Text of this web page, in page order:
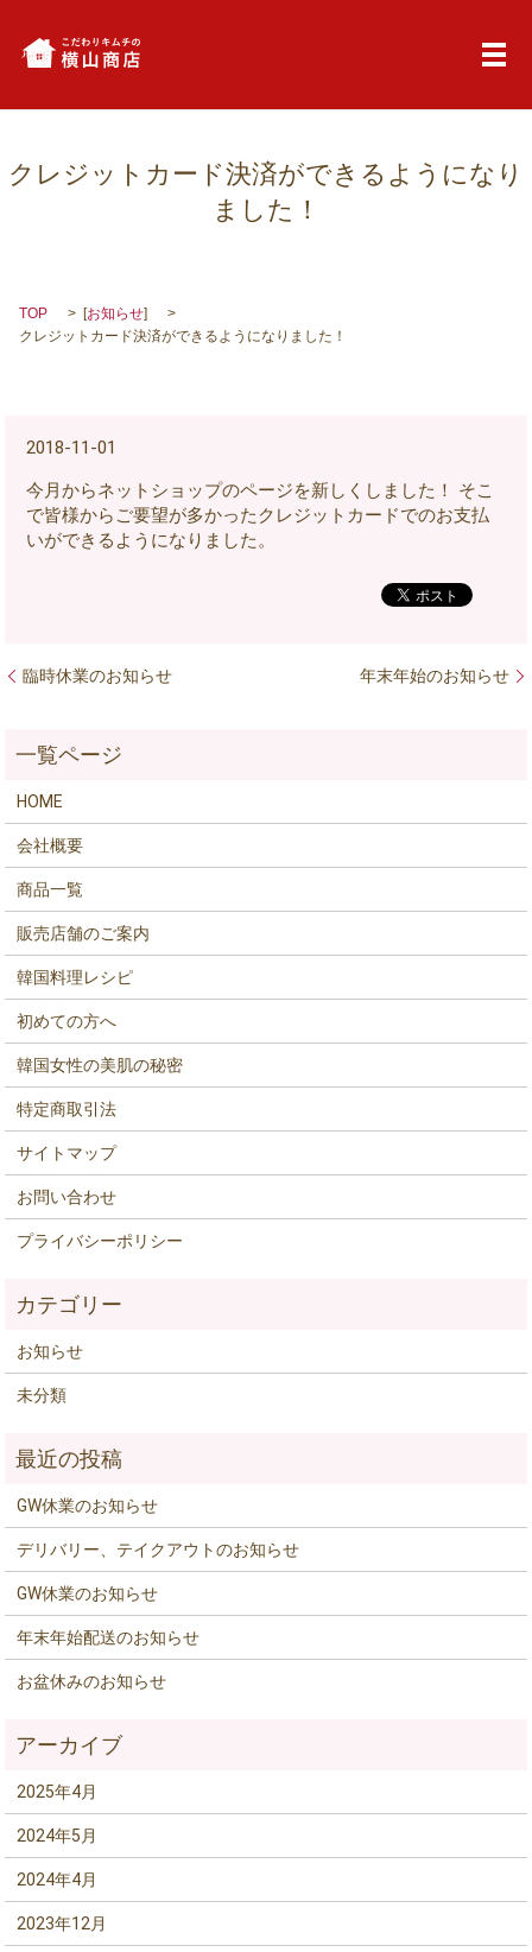
メ
クレジットカード決済ができるようになり
ました！
TOP [お知らせ]
クレジットカード決済ができるようになりました！
2018-11-01
今月からネットショップのページを新しくしました！ そこ
で皆様からご要望が多かったクレジットカードでのお支払
いができるようになりました。
臨時休業のお知らせ 年末年始のお知らせ
HOME
会社概要
商品一覧
販売店舗のご案内
韓国料理レシピ
初めての方へ
韓国女性の美肌の秘密
特定商取引法
サイトマップ
お問い合わせ
プライバシーポリシー
お知らせ
未分類
GW休業のお知らせ
デリバリー、テイクアウトのお知らせ
GW休業のお知らせ
年末年始配送のお知らせ
お盆休みのお知らせ
2025年4月
2024年5月
2024年4月
2023年12月